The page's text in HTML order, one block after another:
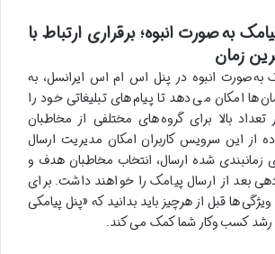
صورت انبوه؛ برقراری ارتباط با
زمان
به صورت انبوه در پنل اس ام اس ایرانسل، به
ها امکان می دهد تا پیام های تبلیغاتی خود را
بالا برای گروه های مختلفی از مخاطبان
از این سرویس کاربران امکان مدیریت ارسال
زمانبندی شده ارسال، انتخاب مخاطبان هدف و
بعد از ارسال پیامک را خواهند داشت. برای
ویژگی ها قبل از هرچیز باید بدانید که «پنل پیامکی
کسب وکار شما کمک می کند.